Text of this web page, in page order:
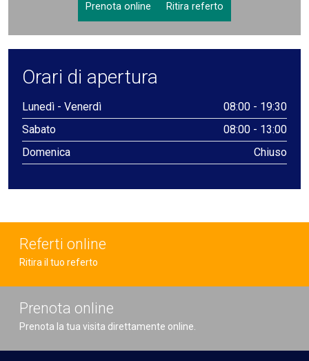
Prenota online Ritira referto
Orari di apertura
Lunedì - Venerdì
08:00 - 19:30
Sabato
08:00 - 13:00
Domenica
Chiuso
Referti online
Ritira il tuo referto
Prenota online
Prenota la tua visita direttamente online.